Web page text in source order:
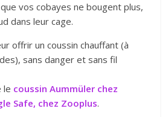
vos cobayes ne bougent plus,
dans leur cage.
offrir un coussin chauffant (à
sans danger et sans fil
le coussin Aummüler chez
Safe, chez Zooplus.